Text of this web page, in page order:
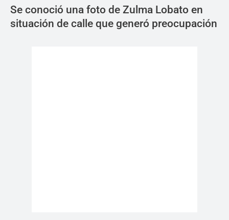
Se conoció una foto de Zulma Lobato en
situación de calle que generó preocupación